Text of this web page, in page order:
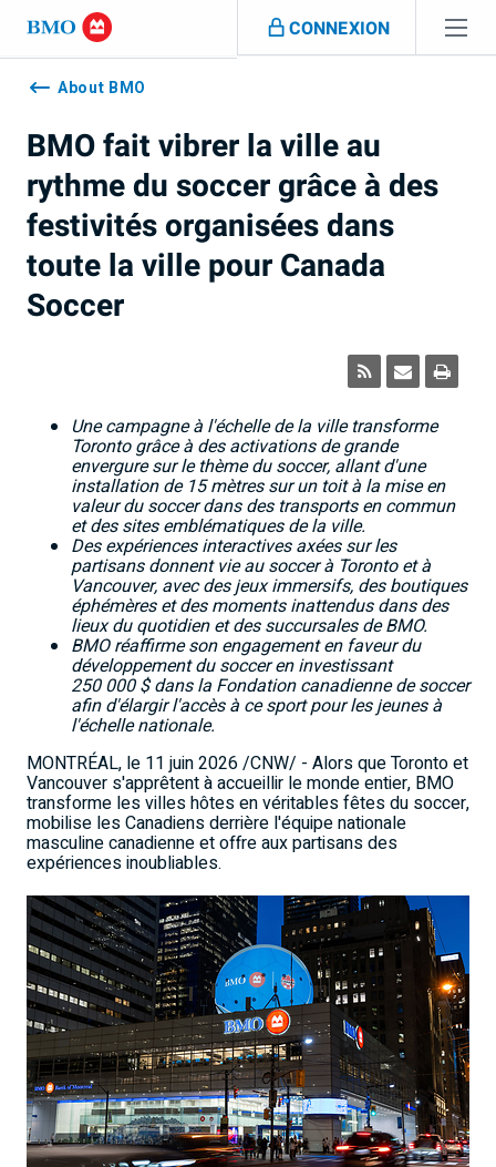
Sauter la navigation
CONNEXION
Navigation
skippedAbout BMO
BMO fait vibrer la ville au
rythme du soccer grâce à des
festivités organisées dans
toute la ville pour Canada
Soccer
Une campagne à l'échelle de la ville transforme
Toronto grâce à des activations de grande
envergure sur le thème du soccer, allant d'une
installation de 15 mètres sur un toit à la mise en
valeur du soccer dans des transports en commun
et des sites emblématiques de la ville.
Des expériences interactives axées sur les
partisans donnent vie au soccer à Toronto et à
Vancouver, avec des jeux immersifs, des boutiques
éphémères et des moments inattendus dans des
lieux du quotidien et des succursales de BMO.
BMO réaffirme son engagement en faveur du
développement du soccer en investissant
250 000 $ dans la Fondation canadienne de soccer
afin d'élargir l'accès à ce sport pour les jeunes à
l'échelle nationale.
MONTRÉAL, le 11 juin 2026/CNW/ - Alors que Toronto et
Vancouver s'apprêtent à accueillir le monde entier, BMO
transforme les villes hôtes en véritables fêtes du soccer,
mobilise les Canadiens derrière l'équipe nationale
masculine canadienne et offre aux partisans des
expériences inoubliables.